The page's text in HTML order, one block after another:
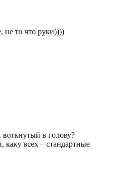
не то что руки))))
воткнутый в голову?
всех – стандартные